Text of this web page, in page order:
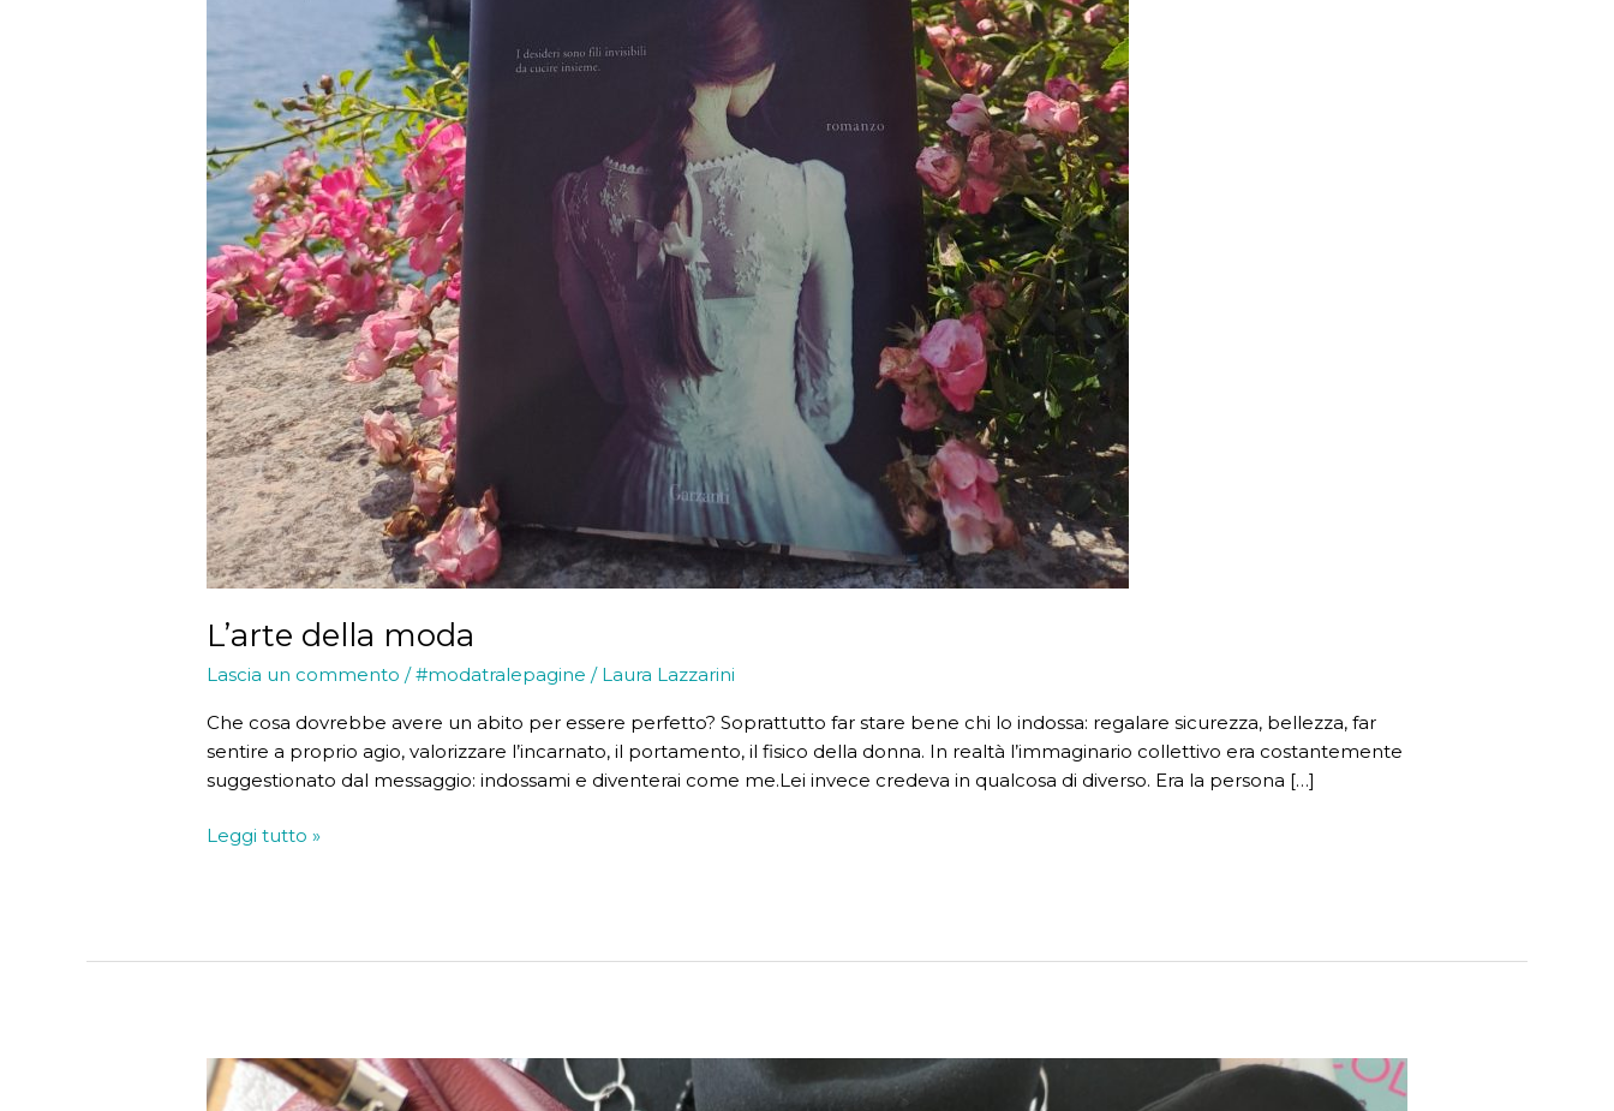
L’arte della moda
Lascia un commento /#modatralepagine / Laura Lazzarini
Che cosa dovrebbe avere un abito per essere perfetto? Soprattutto far stare bene chi lo indossa: regalare sicurezza, bellezza, far
sentire a proprio agio, valorizzare l’incarnato, il portamento, il fisico della donna. In realtà l’immaginario collettivo era costantemente
suggestionato dal messaggio: indossami e diventerai come me.Lei invece credeva in qualcosa di diverso. Era la persona […]
L’arte
Leggi tutto »